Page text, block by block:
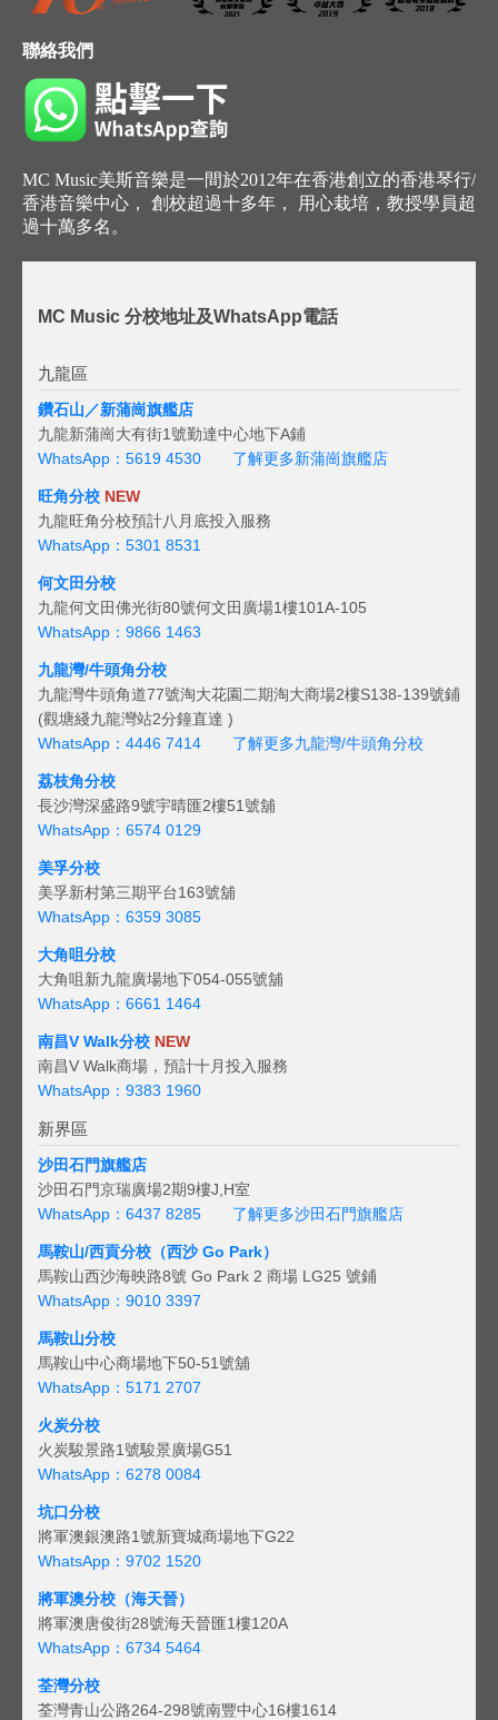
聯絡我們
MC Music美斯音樂是一間於2012年在香港創立的香港琴行/
香港音樂中心， 創校超過十多年， 用心栽培，教授學員超
過十萬多名。
MC Music 分校地址及WhatsApp電話
九龍區
鑽石山／新蒲崗旗艦店
九龍新蒲崗大有街1號勤達中心地下A鋪
WhatsApp：5619 4530
了解更多新蒲崗旗艦店
旺角分校 NEW
九龍旺角分校預計八月底投入服務
WhatsApp：5301 8531
何文田分校
九龍何文田佛光街80號何文田廣場1樓101A-105
WhatsApp：9866 1463
九龍灣/牛頭角分校
九龍灣牛頭角道77號淘大花園二期淘大商場2樓S138-139號鋪
(觀塘綫九龍灣站2分鐘直達 )
WhatsApp：4446 7414
了解更多九龍灣/牛頭角分校
荔枝角分校
長沙灣深盛路9號宇晴匯2樓51號舖
WhatsApp：6574 0129
美孚分校
美孚新村第三期平台163號舖
WhatsApp：6359 3085
大角咀分校
大角咀新九龍廣場地下054-055號舖
WhatsApp：6661 1464
南昌V Walk分校 NEW
南昌V Walk商場，預計十月投入服務
WhatsApp：9383 1960
新界區
沙田石門旗艦店
沙田石門京瑞廣場2期9樓J,H室
WhatsApp：6437 8285
了解更多沙田石門旗艦店
馬鞍山/西貢分校（西沙 Go Park）
馬鞍山西沙海映路8號 Go Park 2 商場 LG25 號鋪
WhatsApp：9010 3397
馬鞍山分校
馬鞍山中心商場地下50-51號舖
WhatsApp：5171 2707
火炭分校
火炭駿景路1號駿景廣場G51
WhatsApp：6278 0084
坑口分校
將軍澳銀澳路1號新寶城商場地下G22
WhatsApp：9702 1520
將軍澳分校（海天晉）
將軍澳唐俊街28號海天晉匯1樓120A
WhatsApp：6734 5464
荃灣分校
荃灣青山公路264-298號南豐中心16樓1614